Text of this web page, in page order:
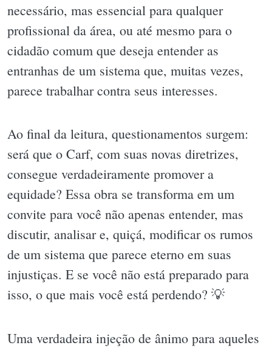
necessário, mas essencial para qualquer
profissional da área, ou até mesmo para o
cidadão comum que deseja entender as
entranhas de um sistema que, muitas vezes,
parece trabalhar contra seus interesses.
Ao final da leitura, questionamentos surgem:
será que o Carf, com suas novas diretrizes,
consegue verdadeiramente promover a
equidade? Essa obra se transforma em um
convite para você não apenas entender, mas
discutir, analisar e, quiçá, modificar os rumos
de um sistema que parece eterno em suas
injustiças. E se você não está preparado para
isso, o que mais você está perdendo? 💡
Uma verdadeira injeção de ânimo para aqueles